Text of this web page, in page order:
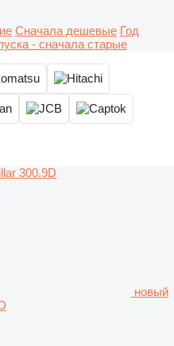
Сначала дешевые Год
- сначала старые
новый